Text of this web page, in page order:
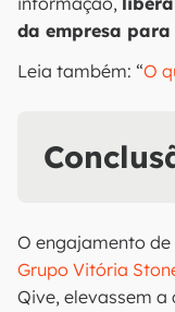
da empresa para
Leia também: “O
O engajamento
Grupo Vitória
Qive, elevassem a